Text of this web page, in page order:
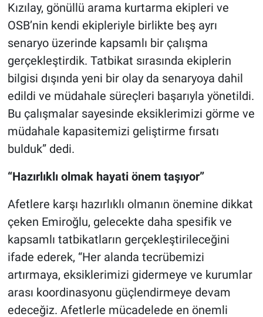
Kızılay, gönüllü arama kurtarma ekipleri ve
OSB’nin kendi ekipleriyle birlikte beş ayrı
senaryo üzerinde kapsamlı bir çalışma
gerçekleştirdik. Tatbikat sırasında ekiplerin
bilgisi dışında yeni bir olay da senaryoya dahil
edildi ve müdahale süreçleri başarıyla yönetildi.
Bu çalışmalar sayesinde eksiklerimizi görme ve
müdahale kapasitemizi geliştirme fırsatı
bulduk” dedi.
“Hazırlıklı olmak hayati önem taşıyor”
Afetlere karşı hazırlıklı olmanın önemine dikkat
çeken Emiroğlu, gelecekte daha spesifik ve
kapsamlı tatbikatların gerçekleştirileceğini
ifade ederek, “Her alanda tecrübemizi
artırmaya, eksiklerimizi gidermeye ve kurumlar
arası koordinasyonu güçlendirmeye devam
edeceğiz. Afetlerle mücadelede en önemli